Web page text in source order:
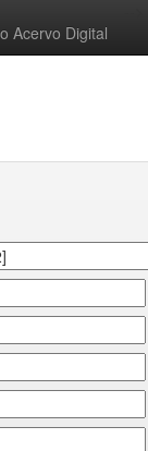
Acervo Digital